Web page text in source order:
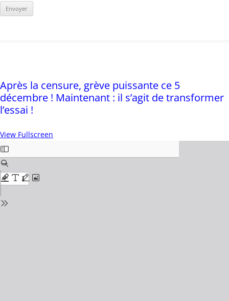
Après la censure, grève puissante ce 5
décembre ! Maintenant : il s’agit de transformer
l’essai !
View Fullscreen